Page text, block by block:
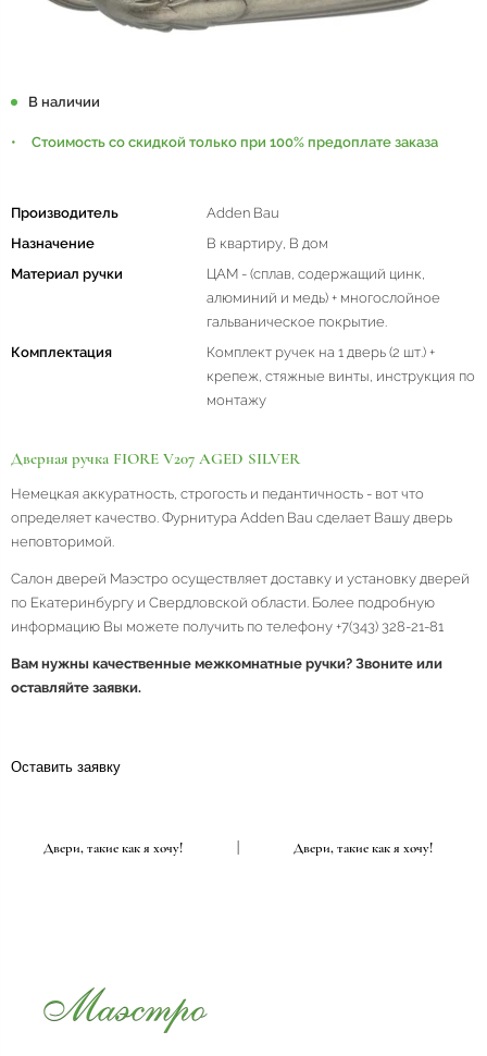
В наличии
Стоимость со скидкой только при 100% предоплате заказа
Производитель
Adden Bau
Назначение
В квартиру, В дом
Материал ручки
ЦАМ - (сплав, содержащий цинк,
алюминий и медь) + многослойное
гальваническое покрытие.
Комплектация
Комплект ручек на 1 дверь (2 шт.) +
крепеж, стяжные винты, инструкция по
монтажу
Дверная ручка FIORE V207 AGED SILVER
Немецкая аккуратность, строгость и педантичность - вот что
определяет качество. Фурнитура Adden Bau сделает Вашу дверь
неповторимой.
Салон дверей Маэстро осуществляет доставку и установку дверей
по Екатеринбургу и Свердловской области. Более подробную
информацию Вы можете получить по телефону +7(343) 328-21-81
Вам нужны качественные межкомнатные ручки? Звоните или
оставляйте заявки.
Оставить заявку
Двери, такие как я хочу! Двери, такие как я хочу!